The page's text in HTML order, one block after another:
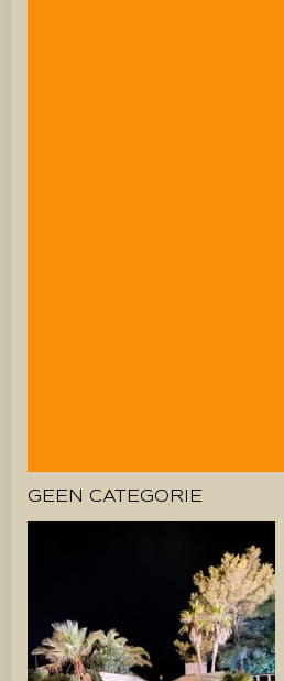
GEEN CATEGORIE